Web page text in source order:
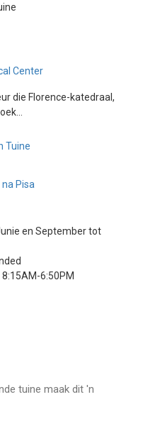
Center
die Florence-katedraal,
Tuine
Pisa
en September tot
6:50PM
tuine maak dit 'n